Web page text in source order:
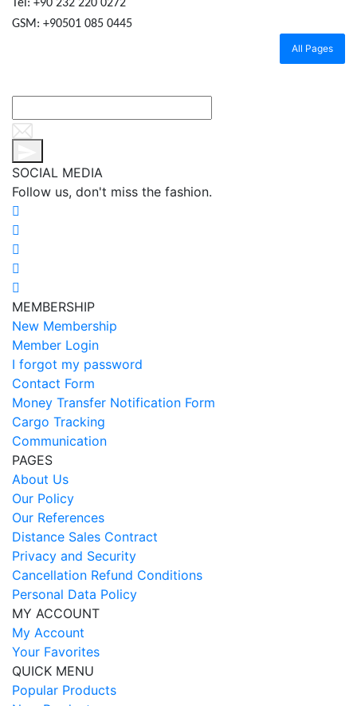
Tel: +90 232 220 0272
GSM: +90501 085 0445
All Pages
SOCIAL MEDIA
Follow us, don't miss the fashion.
MEMBERSHIP
New Membership
Member Login
I forgot my password
Contact Form
Money Transfer Notification Form
Cargo Tracking
Communication
PAGES
About Us
Our Policy
Our References
Distance Sales Contract
Privacy and Security
Cancellation Refund Conditions
Personal Data Policy
MY ACCOUNT
My Account
Your Favorites
QUICK MENU
Popular Products